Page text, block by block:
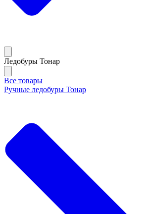
Ледобуры Тонар
Все товары
Ручные ледобуры Тонар